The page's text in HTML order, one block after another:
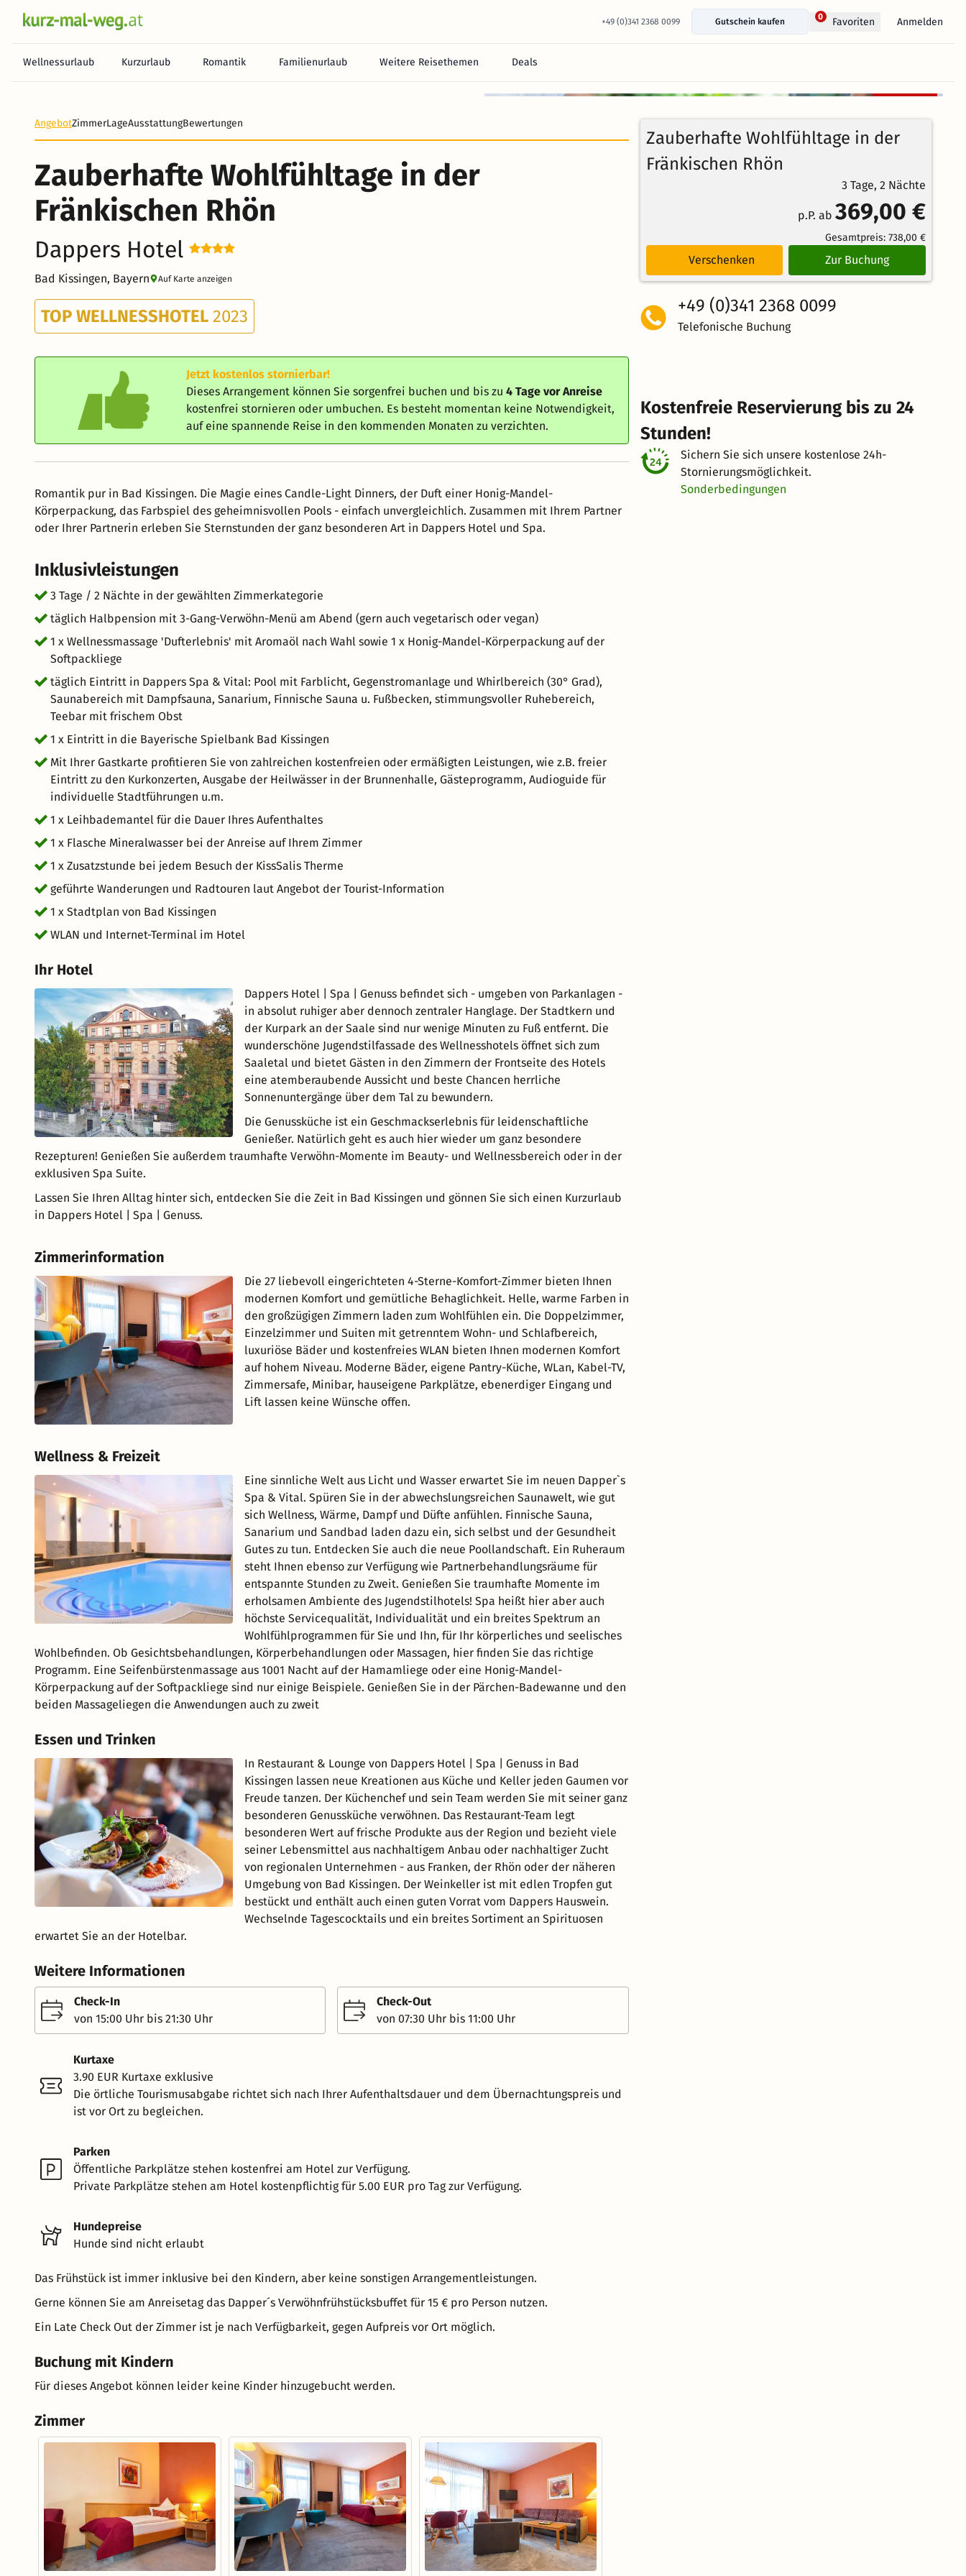
+49 (0)341 2368 0099 Gutschein kaufen
0 Favoriten Anmelden
Wellnessurlaub Kurzurlaub Romantik Familienurlaub Weitere Reisethemen Deals
Heute noch keine Zahlung erforderlich! Zahlen Sie bequem im Hotel. 91%
Weiterempfehlung
Bewertungen
4.3 /5
stornierbar
AngebotZimmerLageAusstattungBewertungen
Zauberhafte Wohlfühltage in der
Fränkischen Rhön
Dappers Hotel
Bad Kissingen, Bayern Auf Karte anzeigen
TOP WELLNESSHOTEL 2023
Jetzt kostenlos stornierbar!
Dieses Arrangement können Sie sorgenfrei buchen und bis zu4 Tage vor Anreise
kostenfrei stornieren oder umbuchen. Es besteht momentan keine Notwendigkeit,
auf eine spannende Reise in den kommenden Monaten zu verzichten.
Romantik pur in Bad Kissingen. Die Magie eines Candle-Light Dinners, der Duft einer Honig-Mandel-
Körperpackung, das Farbspiel des geheimnisvollen Pools - einfach unvergleichlich. Zusammen mit Ihrem Partner
oder Ihrer Partnerin erleben Sie Sternstunden der ganz besonderen Art in Dappers Hotel und Spa.
Inklusivleistungen
3 Tage / 2 Nächte in der gewählten Zimmerkategorie
täglich Halbpension mit 3-Gang-Verwöhn-Menü am Abend (gern auch vegetarisch oder vegan)
1 x Wellnessmassage 'Dufterlebnis' mit Aromaöl nach Wahl sowie 1 x Honig-Mandel-Körperpackung auf der
Softpackliege
täglich Eintritt in Dappers Spa & Vital: Pool mit Farblicht, Gegenstromanlage und Whirlbereich (30° Grad),
Saunabereich mit Dampfsauna, Sanarium, Finnische Sauna u. Fußbecken, stimmungsvoller Ruhebereich,
Teebar mit frischem Obst
1 x Eintritt in die Bayerische Spielbank Bad Kissingen
Mit Ihrer Gastkarte profitieren Sie von zahlreichen kostenfreien oder ermäßigten Leistungen, wie z.B. freier
Eintritt zu den Kurkonzerten, Ausgabe der Heilwässer in der Brunnenhalle, Gästeprogramm, Audioguide für
individuelle Stadtführungen u.m.
1 x Leihbademantel für die Dauer Ihres Aufenthaltes
1 x Flasche Mineralwasser bei der Anreise auf Ihrem Zimmer
1 x Zusatzstunde bei jedem Besuch der KissSalis Therme
geführte Wanderungen und Radtouren laut Angebot der Tourist-Information
1 x Stadtplan von Bad Kissingen
WLAN und Internet-Terminal im Hotel
Ihr Hotel
Dappers Hotel | Spa | Genuss befindet sich - umgeben von Parkanlagen -
in absolut ruhiger aber dennoch zentraler Hanglage. Der Stadtkern und
der Kurpark an der Saale sind nur wenige Minuten zu Fuß entfernt. Die
wunderschöne Jugendstilfassade des Wellnesshotels öffnet sich zum
Saaletal und bietet Gästen in den Zimmern der Frontseite des Hotels
eine atemberaubende Aussicht und beste Chancen herrliche
Sonnenuntergänge über dem Tal zu bewundern.
Die Genussküche ist ein Geschmackserlebnis für leidenschaftliche
Genießer. Natürlich geht es auch hier wieder um ganz besondere
Rezepturen! Genießen Sie außerdem traumhafte Verwöhn-Momente im Beauty- und Wellnessbereich oder in der
exklusiven Spa Suite.
Lassen Sie Ihren Alltag hinter sich, entdecken Sie die Zeit in Bad Kissingen und gönnen Sie sich einen Kurzurlaub
in Dappers Hotel | Spa | Genuss.
Zimmerinformation
Die 27 liebevoll eingerichteten 4-Sterne-Komfort-Zimmer bieten Ihnen
modernen Komfort und gemütliche Behaglichkeit. Helle, warme Farben in
den großzügigen Zimmern laden zum Wohlfühlen ein. Die Doppelzimmer,
Einzelzimmer und Suiten mit getrenntem Wohn- und Schlafbereich,
luxuriöse Bäder und kostenfreies WLAN bieten Ihnen modernen Komfort
auf hohem Niveau. Moderne Bäder, eigene Pantry-Küche, WLan, Kabel-TV,
Zimmersafe, Minibar, hauseigene Parkplätze, ebenerdiger Eingang und
Lift lassen keine Wünsche offen.
Wellness & Freizeit
Eine sinnliche Welt aus Licht und Wasser erwartet Sie im neuen Dapper`s
Spa & Vital. Spüren Sie in der abwechslungsreichen Saunawelt, wie gut
sich Wellness, Wärme, Dampf und Düfte anfühlen. Finnische Sauna,
Sanarium und Sandbad laden dazu ein, sich selbst und der Gesundheit
Gutes zu tun. Entdecken Sie auch die neue Poollandschaft. Ein Ruheraum
steht Ihnen ebenso zur Verfügung wie Partnerbehandlungsräume für
entspannte Stunden zu Zweit. Genießen Sie traumhafte Momente im
erholsamen Ambiente des Jugendstilhotels! Spa heißt hier aber auch
höchste Servicequalität, Individualität und ein breites Spektrum an
Wohlfühlprogrammen für Sie und Ihn, für Ihr körperliches und seelisches
Wohlbefinden. Ob Gesichtsbehandlungen, Körperbehandlungen oder Massagen, hier finden Sie das richtige
Programm. Eine Seifenbürstenmassage aus 1001 Nacht auf der Hamamliege oder eine Honig-Mandel-
Körperpackung auf der Softpackliege sind nur einige Beispiele. Genießen Sie in der Pärchen-Badewanne und den
beiden Massageliegen die Anwendungen auch zu zweit
Essen und Trinken
In Restaurant & Lounge von Dappers Hotel | Spa | Genuss in Bad
Kissingen lassen neue Kreationen aus Küche und Keller jeden Gaumen vor
Freude tanzen. Der Küchenchef und sein Team werden Sie mit seiner ganz
besonderen Genussküche verwöhnen. Das Restaurant-Team legt
besonderen Wert auf frische Produkte aus der Region und bezieht viele
seiner Lebensmittel aus nachhaltigem Anbau oder nachhaltiger Zucht
von regionalen Unternehmen - aus Franken, der Rhön oder der näheren
Umgebung von Bad Kissingen. Der Weinkeller ist mit edlen Tropfen gut
bestückt und enthält auch einen guten Vorrat vom Dappers Hauswein.
Wechselnde Tagescocktails und ein breites Sortiment an Spirituosen
erwartet Sie an der Hotelbar.
Weitere Informationen
Check-In
von 15:00 Uhr bis 21:30 Uhr
Check-Out
von 07:30 Uhr bis 11:00 Uhr
Kurtaxe
3.90 EUR Kurtaxe exklusive
Die örtliche Tourismusabgabe richtet sich nach Ihrer Aufenthaltsdauer und dem Übernachtungspreis und
ist vor Ort zu begleichen.
Parken
Öffentliche Parkplätze stehen kostenfrei am Hotel zur Verfügung.
Private Parkplätze stehen am Hotel kostenpflichtig für 5.00 EUR pro Tag zur Verfügung.
Hundepreise
Hunde sind nicht erlaubt
Das Frühstück ist immer inklusive bei den Kindern, aber keine sonstigen Arrangementleistungen.
Gerne können Sie am Anreisetag das Dapper´s Verwöhnfrühstücksbuffet für 15 € pro Person nutzen.
Ein Late Check Out der Zimmer ist je nach Verfügbarkeit, gegen Aufpreis vor Ort möglich.
Buchung mit Kindern
Für dieses Angebot können leider keine Kinder hinzugebucht werden.
Zimmer
Zauberhafte Wohlfühltage in der
Fränkischen Rhön
3 Tage, 2 Nächte
p.P. ab 369,00 €
Gesamtpreis: 738,00 €
Verschenken Zur Buchung
+49 (0)341 2368 0099
Telefonische Buchung
Kostenfreie Reservierung bis zu 24
Stunden!
Sichern Sie sich unsere kostenlose 24h-
Stornierungsmöglichkeit.
Sonderbedingungen